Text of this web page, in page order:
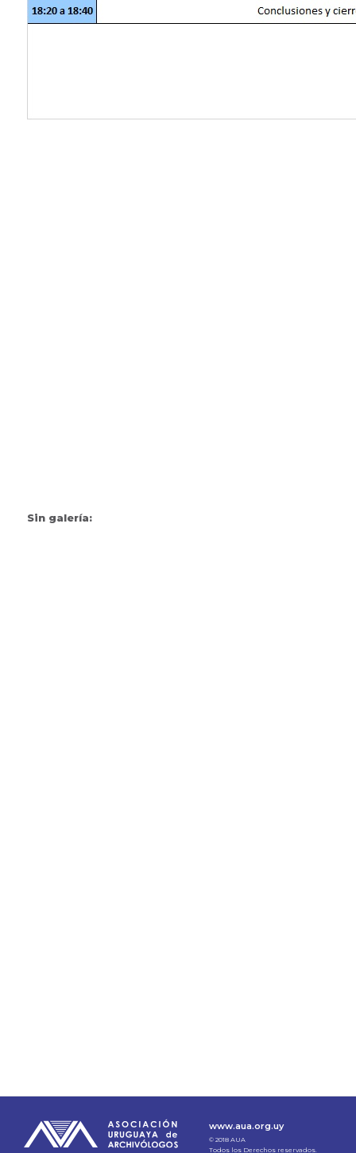
Sin galería:
www.aua.org.uy
© 2018 AUA
Todos los Derechos reservados.